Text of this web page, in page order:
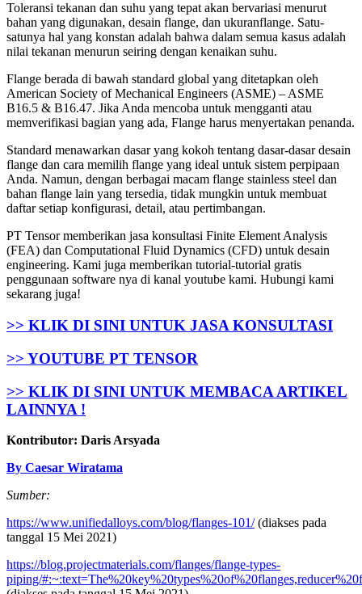
Toleransi tekanan dan suhu yang tepat akan bervariasi menurut
bahan yang digunakan, desain flange, dan ukuranflange. Satu-
satunya hal yang konstan adalah bahwa dalam semua kasus adalah
nilai tekanan menurun seiring dengan kenaikan suhu.
Flange berada di bawah standard global yang ditetapkan oleh
American Society of Mechanical Engineers (ASME) – ASME
B16.5 & B16.47. Jika Anda mencoba untuk mengganti atau
memverifikasi bagian yang ada, Flange harus menyertakan penanda.
Standard menawarkan dasar yang kokoh tentang dasar-dasar desain
flange dan cara memilih flange yang ideal untuk sistem perpipaan
Anda. Namun, dengan berbagai macam flange stainless steel dan
bahan flange lain yang tersedia, tidak mungkin untuk membuat
daftar setiap konfigurasi, detail, atau pertimbangan.
PT Tensor memberikan jasa konsultasi Finite Element Analysis
(FEA) dan Computational Fluid Dynamics (CFD) untuk desain
engineering. Kami juga memberikan tutorial-tutorial gratis
penggunaan software nya di kanal youtube kami. Hubungi kami
sekarang juga!
>> KLIK DI SINI UNTUK JASA KONSULTASI
>> YOUTUBE PT TENSOR
>> KLIK DI SINI UNTUK MEMBACA ARTIKEL
LAINNYA !
Kontributor: Daris Arsyada
By Caesar Wiratama
Sumber:
https://www.unifiedalloys.com/blog/flanges-101/(diakses pada
tanggal 15 Mei 2021)
https://blog.projectmaterials.com/flanges/flange-types-
piping/